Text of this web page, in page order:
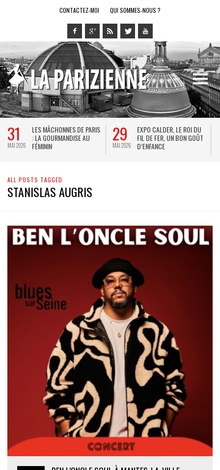
CONTACTEZ-MOI QUI SOMMES-NOUS ?
31
MAI 2026
LES MÂCHONNES DE PARIS
: LA GOURMANDISE AU
FÉMININ
29
MAI 2026
EXPO CALDER, LE ROI DU
FIL DE FER, UN BON GOÛT
D’ENFANCE
ALL POSTS TAGGED
STANISLAS AUGRIS